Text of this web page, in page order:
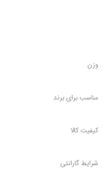
وزن
مناسب برای برند
کیفیت کالا
شرایط گارانتی